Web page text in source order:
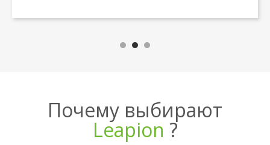
Почему выбирают
Leapion ?